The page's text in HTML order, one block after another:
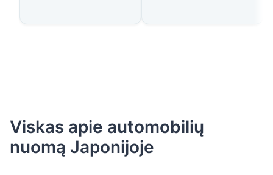
Viskas apie automobilių
nuomą Japonijoje